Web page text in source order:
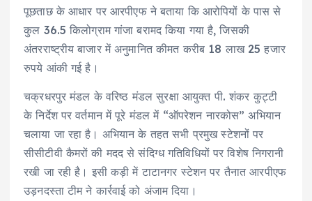
पूछताछ के आधार पर आरपीएफ ने बताया कि आरोपियों के पास से
कुल 36.5 किलोग्राम गांजा बरामद किया गया है, जिसकी
अंतरराष्ट्रीय बाजार में अनुमानित कीमत करीब 18 लाख 25 हजार
रुपये आंकी गई है।
चक्रधरपुर मंडल के वरिष्ठ मंडल सुरक्षा आयुक्त पी. शंकर कुट्टी
के निर्देश पर वर्तमान में पूरे मंडल में “ऑपरेशन नारकोस” अभियान
चलाया जा रहा है। अभियान के तहत सभी प्रमुख स्टेशनों पर
सीसीटीवी कैमरों की मदद से संदिग्ध गतिविधियों पर विशेष निगरानी
रखी जा रही है। इसी कड़ी में टाटानगर स्टेशन पर तैनात आरपीएफ
उड़नदस्ता टीम ने कार्रवाई को अंजाम दिया।